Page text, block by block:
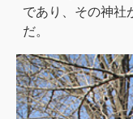
であり、その神社
だ。